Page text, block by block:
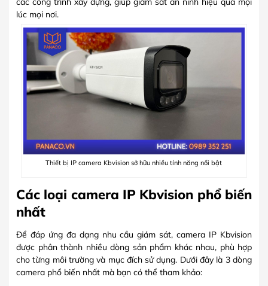
lúc mọi nơi.
Thiết bị IP camera Kbvision sở hữu nhiều tính năng nổi bật
Các loại camera IP Kbvision phổ biến
nhất
Để đáp ứng đa dạng nhu cầu giám sát, camera IP Kbvision
được phân thành nhiều dòng sản phẩm khác nhau, phù hợp
cho từng môi trường và mục đích sử dụng. Dưới đây là 3 dòng
camera phổ biến nhất mà bạn có thể tham khảo: